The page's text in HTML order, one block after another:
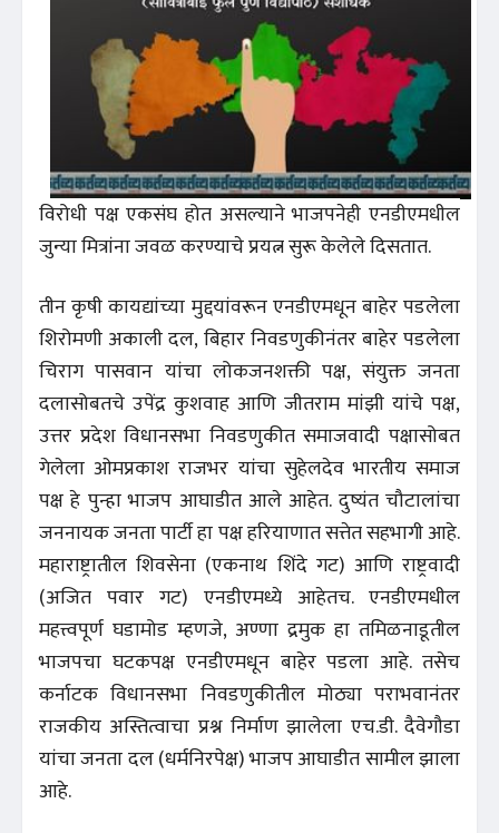
विरोधी पक्ष एकसंघ होत असल्याने भाजपनेही एनडीएमधील
जुन्या मित्रांना जवळ करण्याचे प्रयत्न सुरू केलेले दिसतात.
तीन कृषी कायद्यांच्या मुद्दयांवरून एनडीएमधून बाहेर पडलेला
शिरोमणी अकाली दल, बिहार निवडणुकीनंतर बाहेर पडलेला
चिराग पासवान यांचा लोकजनशक्ती पक्ष, संयुक्त जनता
दलासोबतचे उपेंद्र कुशवाह आणि जीतराम मांझी यांचे पक्ष,
उत्तर प्रदेश विधानसभा निवडणुकीत समाजवादी पक्षासोबत
गेलेला ओमप्रकाश राजभर यांचा सुहेलदेव भारतीय समाज
पक्ष हे पुन्हा भाजप आघाडीत आले आहेत. दुष्यंत चौटालांचा
जननायक जनता पार्टी हा पक्ष हरियाणात सत्तेत सहभागी आहे.
महाराष्ट्रातील शिवसेना (एकनाथ शिंदे गट) आणि राष्ट्रवादी
(अजित पवार गट) एनडीएमध्ये आहेतच. एनडीएमधील
महत्त्वपूर्ण घडामोड म्हणजे, अण्णा द्रमुक हा तमिळनाडूतील
भाजपचा घटकपक्ष एनडीएमधून बाहेर पडला आहे. तसेच
कर्नाटक विधानसभा निवडणुकीतील मोठ्या पराभवानंतर
राजकीय अस्तित्वाचा प्रश्न निर्माण झालेला एच.डी. दैवेगौडा
यांचा जनता दल (धर्मनिरपेक्ष) भाजप आघाडीत सामील झाला
आहे.